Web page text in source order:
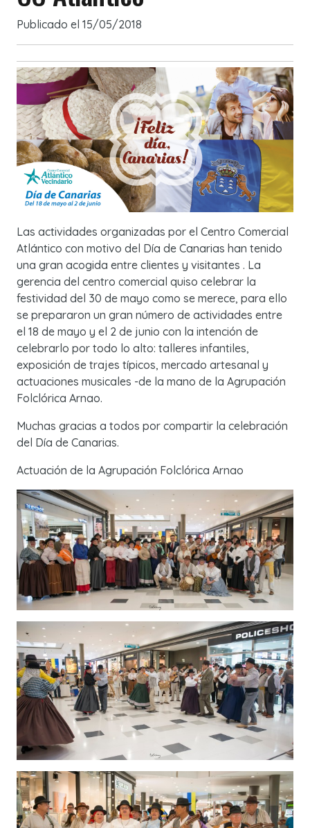
Publicado el 15/05/2018
Las actividades organizadas por el Centro Comercial
Atlántico con motivo del Día de Canarias han tenido
una gran acogida entre clientes y visitantes . La
gerencia del centro comercial quiso celebrar la
festividad del 30 de mayo como se merece, para ello
se prepararon un gran número de actividades entre
el 18 de mayo y el 2 de junio con la intención de
celebrarlo por todo lo alto: talleres infantiles,
exposición de trajes típicos, mercado artesanal y
actuaciones musicales -de la mano de la Agrupación
Folclórica Arnao.
Muchas gracias a todos por compartir la celebración
del Día de Canarias.
Actuación de la Agrupación Folclórica Arnao